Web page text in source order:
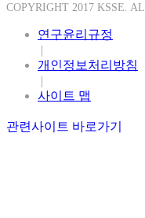
COPYRIGHT 2017 KSSE.
연구윤리규정
|
개인정보처리방침
|
사이트 맵
관련사이트 바로가기